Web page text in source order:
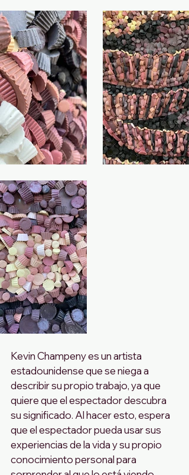
Kevin Champeny es un artista
estadounidense que se niega a
describir su propio trabajo, ya que
quiere que el espectador descubra
su significado. Al hacer esto, espera
que el espectador pueda usar sus
experiencias de la vida y su propio
conocimiento personal para